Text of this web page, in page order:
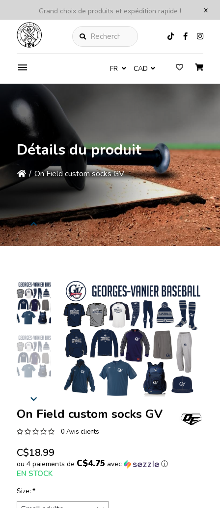
x
Grand choix de produits et expédition rapide !
Rechercher
FR CAD
Détails du produit
/ On Field custom socks GV
On Field custom socks GV
0 Avis clients
C$18.99
ou 4 paiements de C$4.75 avec ⓘ
EN STOCK
Size: *